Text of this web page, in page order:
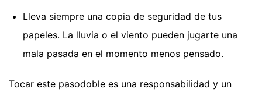
Lleva siempre una copia de seguridad de tus
papeles. La lluvia o el viento pueden jugarte una
mala pasada en el momento menos pensado.
Tocar este pasodoble es una responsabilidad y un